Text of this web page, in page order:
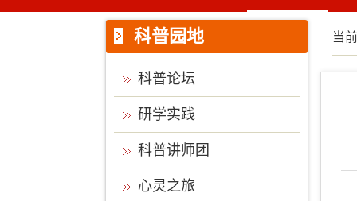
科普园地
科普论坛
研学实践
科普讲师团
心灵之旅
当